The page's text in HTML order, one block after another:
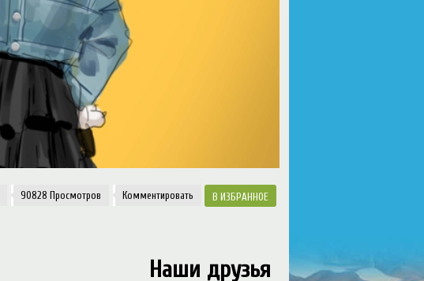
90828 Просмотро Комментировать ИЗБРАННОЕ
Наши друзья